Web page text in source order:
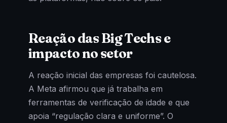
Reação das Big Techs e
impacto no setor
A reação inicial das empresas foi cautelosa.
A Meta afirmou que já trabalha em
ferramentas de verificação de idade e que
apoia “regulação clara e uniforme”. O